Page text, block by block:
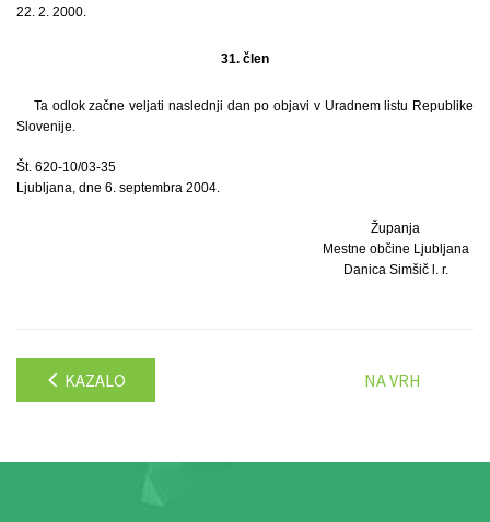
22. 2. 2000.
31. člen
Ta odlok začne veljati naslednji dan po objavi v Uradnem listu Republike
Slovenije.
Št. 620-10/03-35
Ljubljana, dne 6. septembra 2004.
Županja
Mestne občine Ljubljana
Danica Simšič l. r.
KAZALO NA VRH